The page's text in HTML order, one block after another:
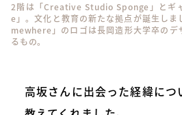
2階は「Creative Studio Sponge」とギ
e」。文化と教育の新たな拠点が誕生し
mewhere」のロゴは長岡造形大学卒のデ
るもの。
高坂さんに出会った経緯につ